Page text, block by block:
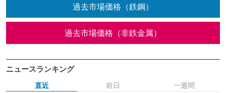
過去市場価格（鉄鋼）
過去市場価格（非鉄金属）
ニュースランキング
直近
前日 一週間